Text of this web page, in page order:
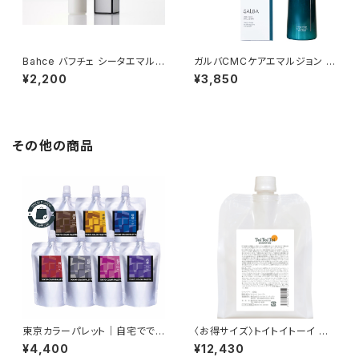
Bahce バフチェ シータエマル
ジョン 100g ーストレスを感じ
ながらも忙しく過ごす女性を応
¥2,200
ガルバCMCケアエマルジョン 1
50ml｜年齢とともに変化する
髪を、うるおいを届けるホームケ
¥3,850
その他の商品
東京カラーパレット｜自宅ででき
るカラートリートメント（7色・18
0g）
¥4,400
〈お得サイズ〉トイトイトーイ シ
ャンプー 1,000g【送料無料】｜
リトルサイエンティスト正規品
¥12,430